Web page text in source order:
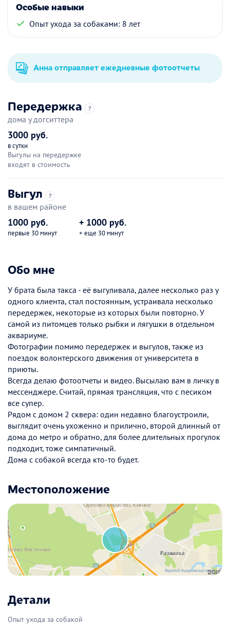
Особые навыки
Опыт ухода за собаками: 8 лет
Анна отправляет ежедневные фотоотчеты
Передержка ?
дома у догситтера
3000 руб.
в сутки
Выгулы на передержке
входят в стоимость
Выгул ?
в вашем районе
1000 руб.
первые 30 минут
+ 1000 руб.
+ еще 30 минут
Обо мне
У брата была такса - её выгуливала, далее несколько раз у
одного клиента, стал постоянным, устраивала несколько
передержек, некоторые из которых были повторно. У
самой из питомцев только рыбки и лягушки в отдельном
аквариуме.
Фотографии помимо передержек и выгулов, также из
поездок волонтерского движения от университета в
приюты.
Всегда делаю фотоотчеты и видео. Высылаю вам в личку в
мессенджере. Считай, прямая трансляция, что с песиком
все супер.
Рядом с домом 2 сквера: один недавно благоустроили,
выглядит очень ухоженно и прилично, второй длинный от
дома до метро и обратно, для более длительных прогулок
подходит, тоже симпатичный.
Дома с собакой всегда кто-то будет.
Местоположение
Детали
Опыт ухода за собакой